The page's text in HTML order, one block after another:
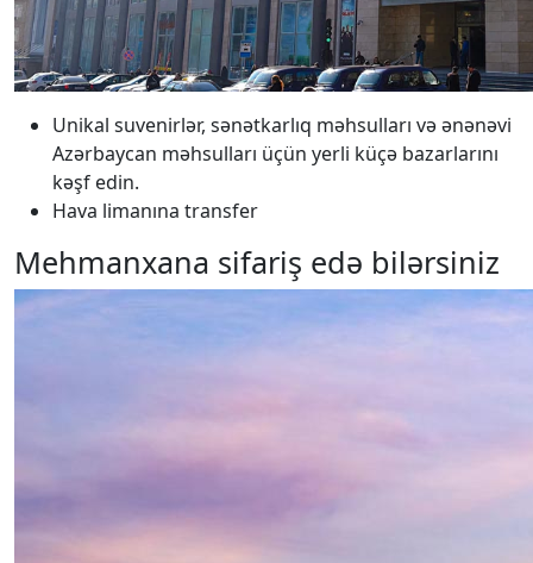
Unikal suvenirlər, sənətkarlıq məhsulları və ənənəvi
Azərbaycan məhsulları üçün yerli küçə bazarlarını
kəşf edin.
Hava limanına transfer
Mehmanxana sifariş edə bilərsiniz